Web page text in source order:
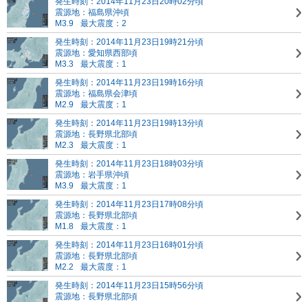
震源地：福島県沖頃
M3.9
最大震度：2
発生時刻：2014年11月23日19時21分頃
震源地：愛知県西部頃
M3.3
最大震度：1
発生時刻：2014年11月23日19時16分頃
震源地：福島県会津頃
M2.9
最大震度：1
発生時刻：2014年11月23日19時13分頃
震源地：長野県北部頃
M2.3
最大震度：1
発生時刻：2014年11月23日18時03分頃
震源地：岩手県沖頃
M3.9
最大震度：1
発生時刻：2014年11月23日17時08分頃
震源地：長野県北部頃
M1.8
最大震度：1
発生時刻：2014年11月23日16時01分頃
震源地：長野県北部頃
M2.2
最大震度：1
発生時刻：2014年11月23日15時56分頃
震源地：長野県北部頃